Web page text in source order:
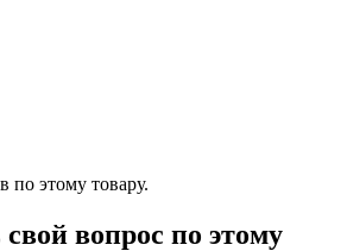
по этому товару.
свой вопрос по этому